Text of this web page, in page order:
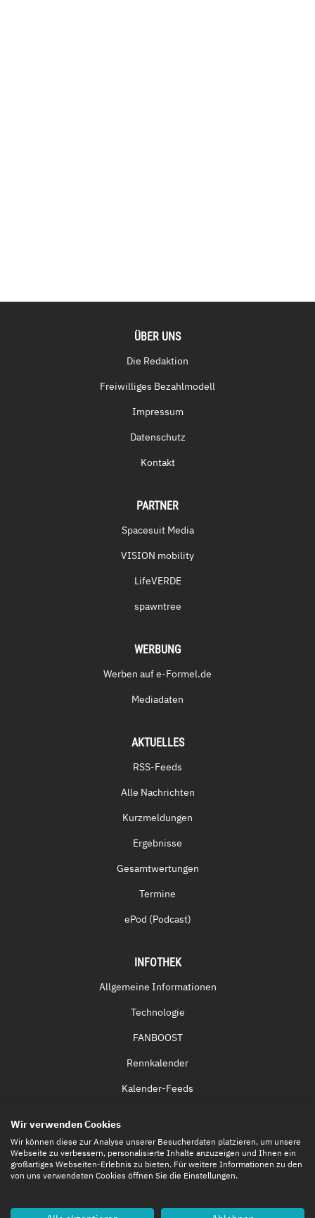
ÜBER UNS
Die Redaktion
Freiwilliges Bezahlmodell
Impressum
Datenschutz
Kontakt
PARTNER
Spacesuit Media
VISION mobility
LifeVERDE
spawntree
WERBUNG
Werben auf e-Formel.de
Mediadaten
AKTUELLES
RSS-Feeds
Alle Nachrichten
Kurzmeldungen
Ergebnisse
Gesamtwertungen
Termine
ePod (Podcast)
INFOTHEK
Allgemeine Informationen
Technologie
FANBOOST
Rennkalender
Kalender-Feeds
Eintrittskarten
Wir verwenden Cookies
Wir können diese zur Analyse unserer Besucherdaten platzieren, um unsere
Webseite zu verbessern, personalisierte Inhalte anzuzeigen und Ihnen ein
großartiges Webseiten-Erlebnis zu bieten. Für weitere Informationen zu den
von uns verwendeten Cookies öffnen Sie die Einstellungen.